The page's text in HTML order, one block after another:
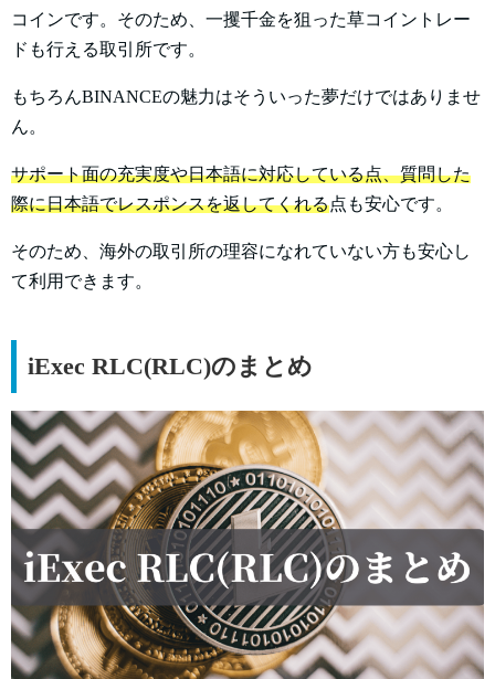
コインです。そのため、一攫千金を狙った草コイントレー
ドも行える取引所です。
もちろんBINANCEの魅力はそういった夢だけではありませ
ん。
サポート面の充実度や日本語に対応している点、質問した
際に日本語でレスポンスを返してくれる点も安心です。
そのため、海外の取引所の理容になれていない方も安心し
て利用できます。
iExec RLC(RLC)のまとめ